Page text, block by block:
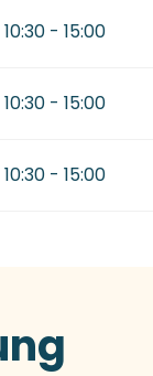
10:30 - 15:00
10:30 - 15:00
10:30 - 15:00